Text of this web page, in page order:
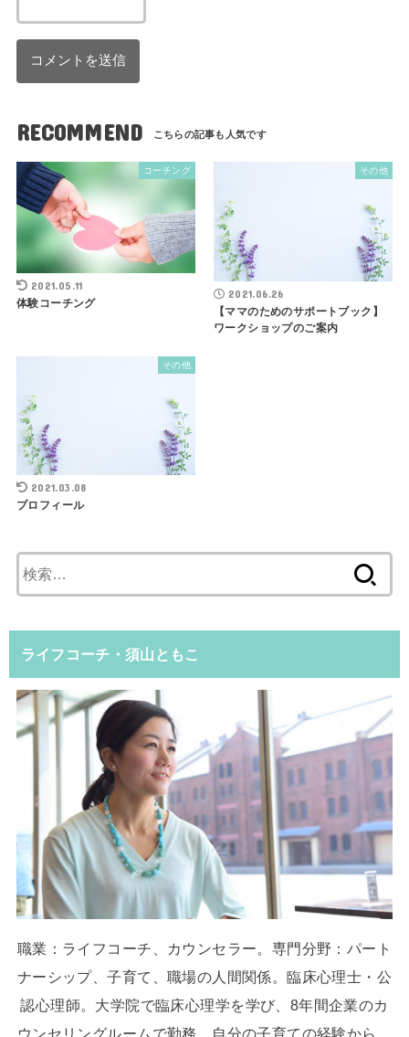
RECOMMEND
コーチング
2021.05.11
体験コーチング
その他
2021.06.26
【ママのためのサポートブック】
ワークショップのご案内
その他
2021.03.08
プロフィール
索:
ライフコーチ・須山ともこ
職業：ライフコーチ、カウンセラー。専門分野：パート
ナーシップ、子育て、職場の人間関係。臨床心理士・公
認心理師。大学院で臨床心理学を学び、8年間企業のカ
ウンセリングルームで勤務。自分の子育ての経験から、